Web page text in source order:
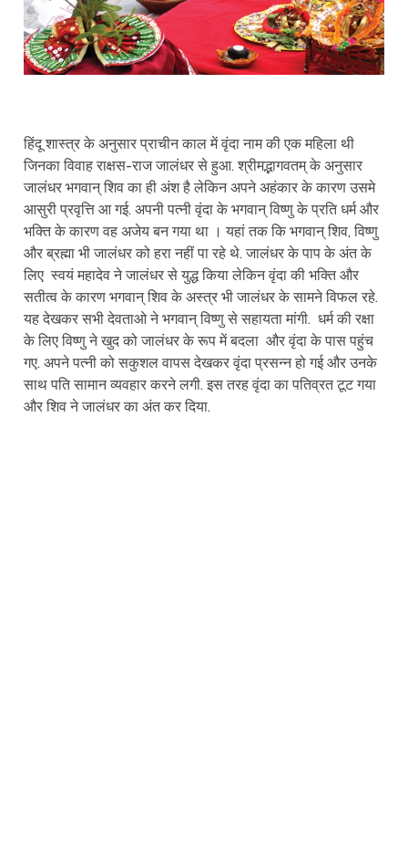
हिंदू शास्त्र के अनुसार प्राचीन काल में वृंदा नाम की एक महिला थी
जिनका विवाह राक्षस-राज जालंधर से हुआ. श्रीमद्भागवतम् के अनुसार
जालंधर भगवान् शिव का ही अंश है लेकिन अपने अहंकार के कारण उसमे
आसुरी प्रवृत्ति आ गई. अपनी पत्नी वृंदा के भगवान् विष्णु के प्रति धर्म और
भक्ति के कारण वह अजेय बन गया था । यहां तक ​​कि भगवान् शिव, विष्णु
और ब्रह्मा भी जालंधर को हरा नहीं पा रहे थे. जालंधर के पाप के अंत के
लिए स्वयं महादेव ने जालंधर से युद्ध किया लेकिन वृंदा की भक्ति और
सतीत्व के कारण भगवान् शिव के अस्त्र भी जालंधर के सामने विफल रहे.
यह देखकर सभी देवताओ ने भगवान् विष्णु से सहायता मांगी. धर्म की रक्षा
के लिए विष्णु ने खुद को जालंधर के रूप में बदला और वृंदा के पास पहुंच
गए. अपने पत्नी को सकुशल वापस देखकर वृंदा प्रसन्न हो गई और उनके
साथ पति सामान व्यवहार करने लगी. इस तरह वृंदा का पतिव्रत टूट गया
और शिव ने जालंधर का अंत कर दिया.